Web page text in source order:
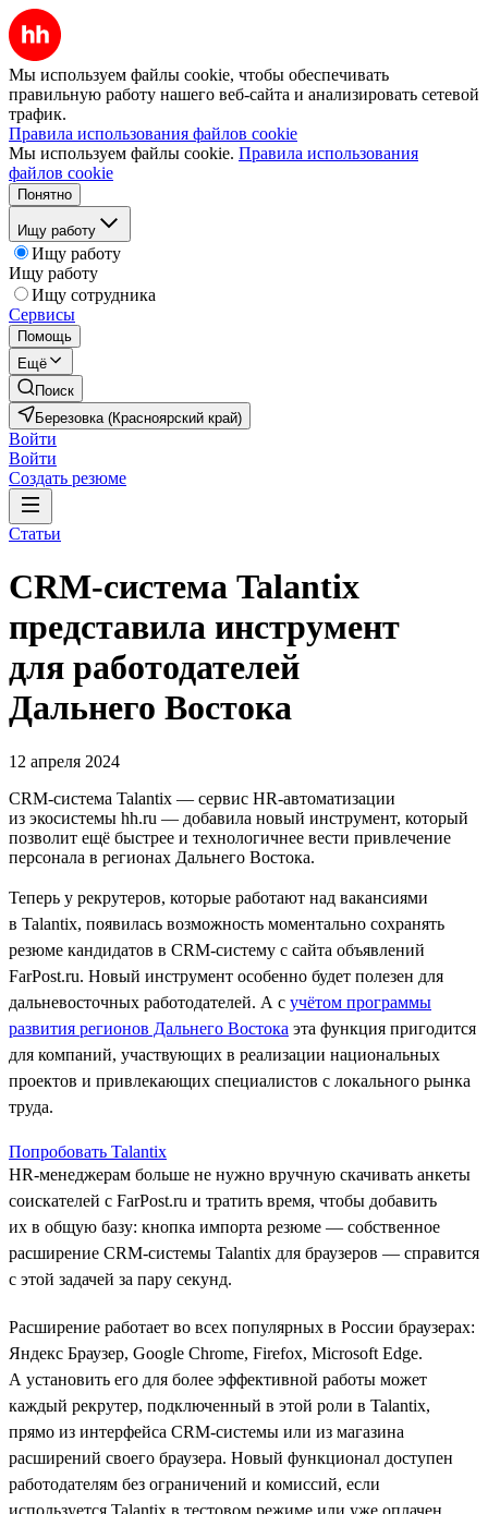
Мы используем файлы cookie, чтобы обеспечивать
правильную работу нашего веб-сайта и анализировать сетевой
трафик.
Правила использования файлов cookie
Мы используем файлы cookie. Правила использования
файлов cookie
Понятно
Ищу работу
Ищу работу
Ищу работу
Ищу сотрудника
Сервисы
Помощь
Ещё
Поиск
Березовка (Красноярский край)
Войти
Войти
Создать резюме
Статьи
CRM-система Talantix
представила инструмент
для работодателей
Дальнего Востока
12 апреля 2024
CRM-система Talantiх — сервис HR-автоматизации
из экосистемы hh.ru — добавила новый инструмент, который
позволит ещё быстрее и технологичнее вести привлечение
персонала в регионах Дальнего Востока.
Теперь у рекрутеров, которые работают над вакансиями
в Talantix, появилась возможность моментально сохранять
резюме кандидатов в CRM-систему с сайта объявлений
FarPost.ru. Новый инструмент особенно будет полезен для
дальневосточных работодателей. А с учётом программы
развития регионов Дальнего Востока эта функция пригодится
для компаний, участвующих в реализации национальных
проектов и привлекающих специалистов с локального рынка
труда.
Попробовать Talantix
HR-менеджерам больше не нужно вручную скачивать анкеты
соискателей с FarPost.ru и тратить время, чтобы добавить
их в общую базу: кнопка импорта резюме — собственное
расширение CRM-системы Talantix для браузеров — справится
с этой задачей за пару секунд.
Расширение работает во всех популярных в России браузерах:
Яндекс Браузер, Google Chrome, Firefox, Microsoft Edge.
А установить его для более эффективной работы может
каждый рекрутер, подключенный в этой роли в Talantix,
прямо из интерфейса CRM-системы или из магазина
расширений своего браузера. Новый функционал доступен
работодателям без ограничений и комиссий, если
используется Talantix в тестовом режиме или уже оплачен